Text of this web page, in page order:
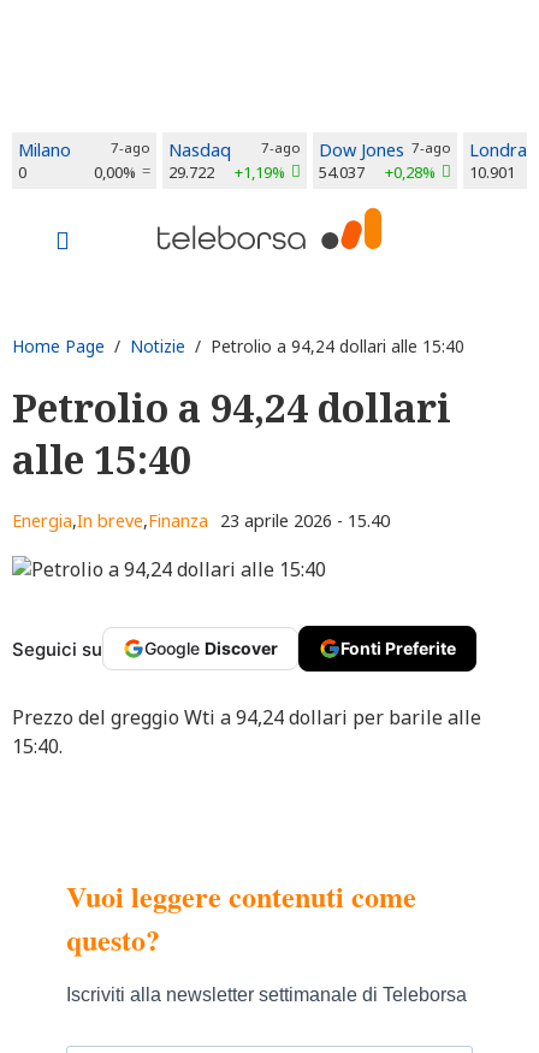
Milano 7-ago
0 0,00%
Nasdaq 7-ago
29.722 +1,19%
Dow Jones 7-ago
54.037 +0,28%
Londra
10.901
Home Page / Notizie / Petrolio a 94,24 dollari alle 15:40
Petrolio a 94,24 dollari
alle 15:40
Energia,In breve,Finanza 23 aprile 2026 - 15.40
Seguici su Google Discover Fonti Preferite
Prezzo del greggio Wti a 94,24 dollari per barile alle
15:40.